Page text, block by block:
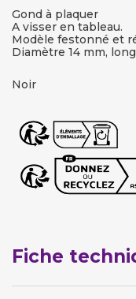
Gond à plaquer
A visser en tableau.
Modèle festonné et
Diamètre 14 mm,
Noir
Fiche